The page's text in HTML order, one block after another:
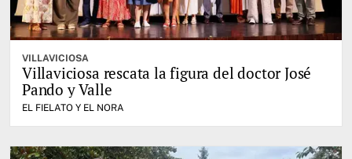
VILLAVICIOSA
Villaviciosa rescata la figura del doctor José
Pando y Valle
EL FIELATO Y EL NORA